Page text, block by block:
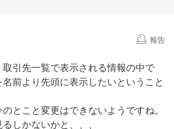
報告
引先一覧で表示される情報の中で
名前より先頭に表示したいということ
とこと変更はできないようですね。
しかないかと、、、